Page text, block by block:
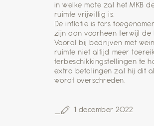
in welke mate zal het MKB
ruimte vrijwillig is.
De inflatie is fors
zijn dan voorheen terwijl de
Vooral bij bedrijven met
ruimte niet altijd meer
terbeschikkingstellingen te
extra betalingen zal hij dit
wordt overschreden.
1 december 2022